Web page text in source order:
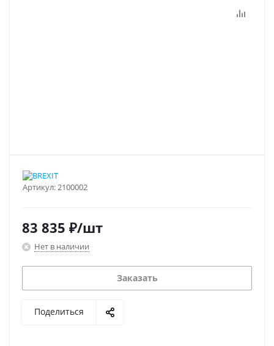
Артикул:2100002
83 835 ₽/шт
Нет в наличии
Заказать
Поделиться